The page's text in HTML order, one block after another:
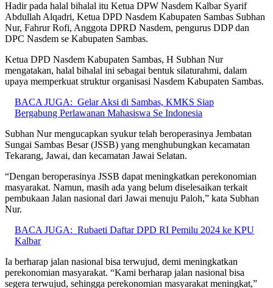
Hadir pada halal bihalal itu Ketua DPW Nasdem Kalbar Syarif
Abdullah Alqadri, Ketua DPD Nasdem Kabupaten Sambas Subhan
Nur, Fahrur Rofi, Anggota DPRD Nasdem, pengurus DDP dan
DPC Nasdem se Kabupaten Sambas.
Ketua DPD Nasdem Kabupaten Sambas, H Subhan Nur
mengatakan, halal bihalal ini sebagai bentuk silaturahmi, dalam
upaya memperkuat struktur organisasi Nasdem Kabupaten Sambas.
BACA JUGA: Gelar Aksi di Sambas, KMKS Siap
Bergabung Perlawanan Mahasiswa Se Indonesia
Subhan Nur mengucapkan syukur telah beroperasinya Jembatan
Sungai Sambas Besar (JSSB) yang menghubungkan kecamatan
Tekarang, Jawai, dan kecamatan Jawai Selatan.
“Dengan beroperasinya JSSB dapat meningkatkan perekonomian
masyarakat. Namun, masih ada yang belum diselesaikan terkait
pembukaan Jalan nasional dari Jawai menuju Paloh,” kata Subhan
Nur.
BACA JUGA: Rubaeti Daftar DPD RI Pemilu 2024 ke KPU
Kalbar
Ia berharap jalan nasional bisa terwujud, demi meningkatkan
perekonomian masyarakat. “Kami berharap jalan nasional bisa
segera terwujud, sehingga perekonomian masyarakat meningkat,”